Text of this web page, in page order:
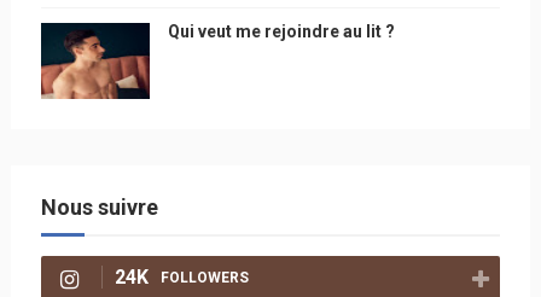
Qui veut me rejoindre au lit ?
Nous suivre
24K FOLLOWERS